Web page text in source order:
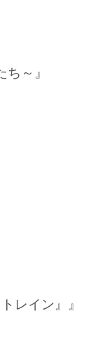
～』
レイン』』